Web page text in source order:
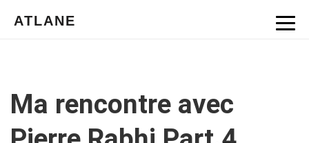
ATLANE
Ma rencontre avec